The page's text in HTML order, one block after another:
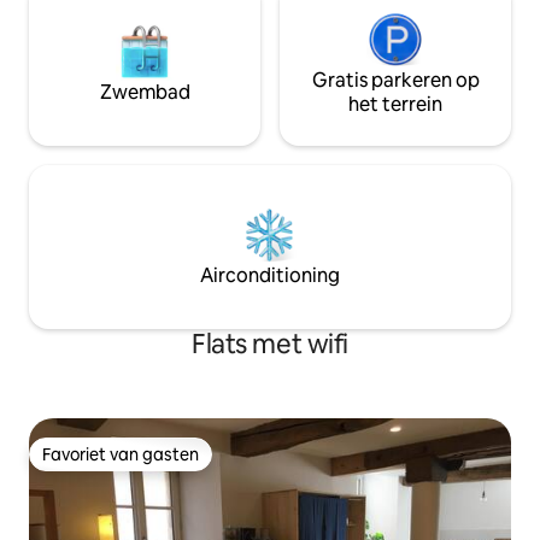
Zwembad
Gratis parkeren op
het terrein
Airconditioning
Flats met wifi
Favoriet van gasten
Favoriet van gasten